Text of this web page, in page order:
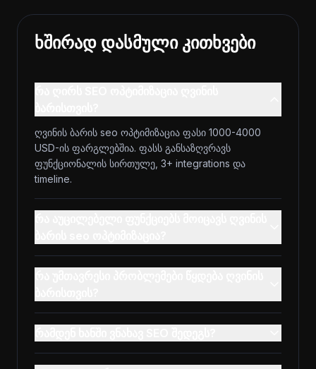
ხშირად დასმული კითხვები
ღვინის ბარის seo ოპტიმიზაცია ფასი 1000-4000
USD-ის ფარგლებშია. ფასს განსაზღვრავს
ფუნქციონალის სირთულე, 3+ integrations და
timeline.